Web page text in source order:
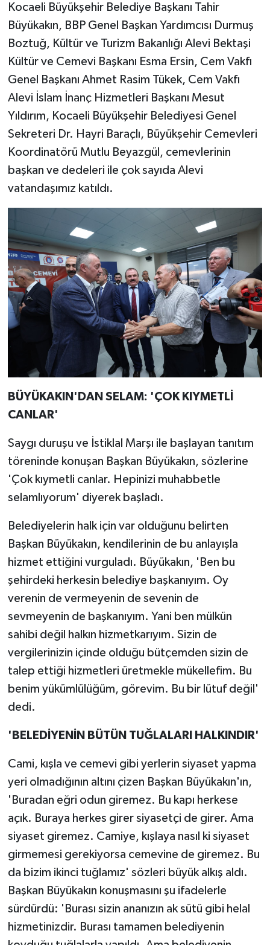
Kocaeli Büyükşehir Belediye Başkanı Tahir
Büyükakın, BBP Genel Başkan Yardımcısı Durmuş
Boztuğ, Kültür ve Turizm Bakanlığı Alevi Bektaşi
Kültür ve Cemevi Başkanı Esma Ersin, Cem Vakfı
Genel Başkanı Ahmet Rasim Tükek, Cem Vakfı
Alevi İslam İnanç Hizmetleri Başkanı Mesut
Yıldırım, Kocaeli Büyükşehir Belediyesi Genel
Sekreteri Dr. Hayri Baraçlı, Büyükşehir Cemevleri
Koordinatörü Mutlu Beyazgül, cemevlerinin
başkan ve dedeleri ile çok sayıda Alevi
vatandaşımız katıldı.
BÜYÜKAKIN'DAN SELAM: 'ÇOK KIYMETLİ
CANLAR'
Saygı duruşu ve İstiklal Marşı ile başlayan tanıtım
töreninde konuşan Başkan Büyükakın, sözlerine
'Çok kıymetli canlar. Hepinizi muhabbetle
selamlıyorum' diyerek başladı.
Belediyelerin halk için var olduğunu belirten
Başkan Büyükakın, kendilerinin de bu anlayışla
hizmet ettiğini vurguladı. Büyükakın, 'Ben bu
şehirdeki herkesin belediye başkanıyım. Oy
verenin de vermeyenin de sevenin de
sevmeyenin de başkanıyım. Yani ben mülkün
sahibi değil halkın hizmetkarıyım. Sizin de
vergilerinizin içinde olduğu bütçemden sizin de
talep ettiği hizmetleri üretmekle mükellefim. Bu
benim yükümlülüğüm, görevim. Bu bir lütuf değil'
dedi.
'BELEDİYENİN BÜTÜN TUĞLALARI HALKINDIR'
Cami, kışla ve cemevi gibi yerlerin siyaset yapma
yeri olmadığının altını çizen Başkan Büyükakın'ın,
'Buradan eğri odun giremez. Bu kapı herkese
açık. Buraya herkes girer siyasetçi de girer. Ama
siyaset giremez. Camiye, kışlaya nasıl ki siyaset
girmemesi gerekiyorsa cemevine de giremez. Bu
da bizim ikinci tuğlamız' sözleri büyük alkış aldı.
Başkan Büyükakın konuşmasını şu ifadelerle
sürdürdü: 'Burası sizin ananızın ak sütü gibi helal
hizmetinizdir. Burası tamamen belediyenin